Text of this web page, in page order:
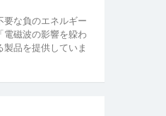
な負のエネルギー
電磁波の影響を躱わ
品を提供していま